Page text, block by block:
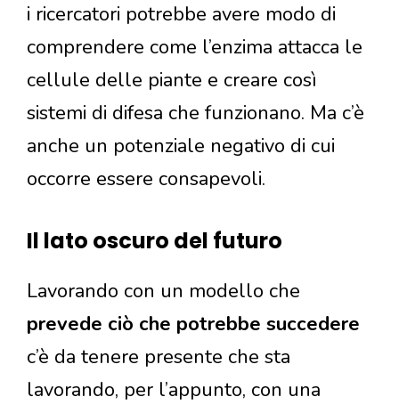
i ricercatori potrebbe avere modo di
comprendere come l’enzima attacca le
cellule delle piante e creare così
sistemi di difesa che funzionano. Ma c’è
anche un potenziale negativo di cui
occorre essere consapevoli.
Il lato oscuro del futuro
Lavorando con un modello che
prevede ciò che potrebbe succedere
c’è da tenere presente che sta
lavorando, per l’appunto, con una